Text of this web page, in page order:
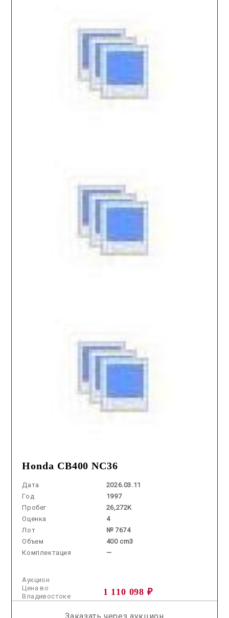
Honda CB400 NC36
Дата
2026.03.11
Год
1997
Пробег
26,272K
Оценка
4
Лот
№ 7674
Объем
400 cm3
Комплектация
—
Аукцион
1 110 098 ₽
Цена во
Владивостоке